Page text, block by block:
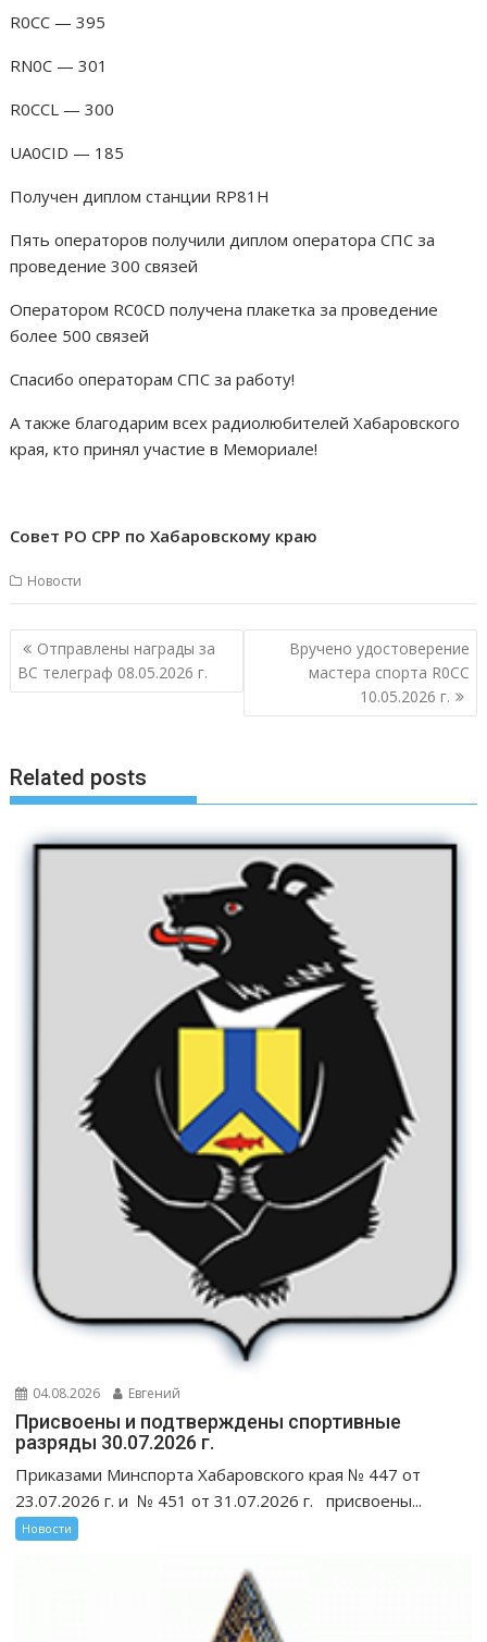
R0CC — 395
RN0C — 301
R0CCL — 300
UA0CID — 185
Получен диплом станции RP81H
Пять операторов получили диплом оператора СПС за
проведение 300 связей
Оператором RC0CD получена плакетка за проведение
более 500 связей
Спасибо операторам СПС за работу!
А также благодарим всех радиолюбителей Хабаровского
края, кто принял участие в Мемориале!
Совет РО СРР по Хабаровскому краю
Новости
Навигация
по
записям
Отправлены награды за
ВС телеграф 08.05.2026 г.
Вручено удостоверение
мастера спорта R0CC
10.05.2026 г.
Related posts
04.08.2026 Евгений
Присвоены и подтверждены спортивные
разряды 30.07.2026 г.
Приказами Минспорта Хабаровского края № 447 от
23.07.2026 г. и № 451 от 31.07.2026 г. присвоены...
Новости